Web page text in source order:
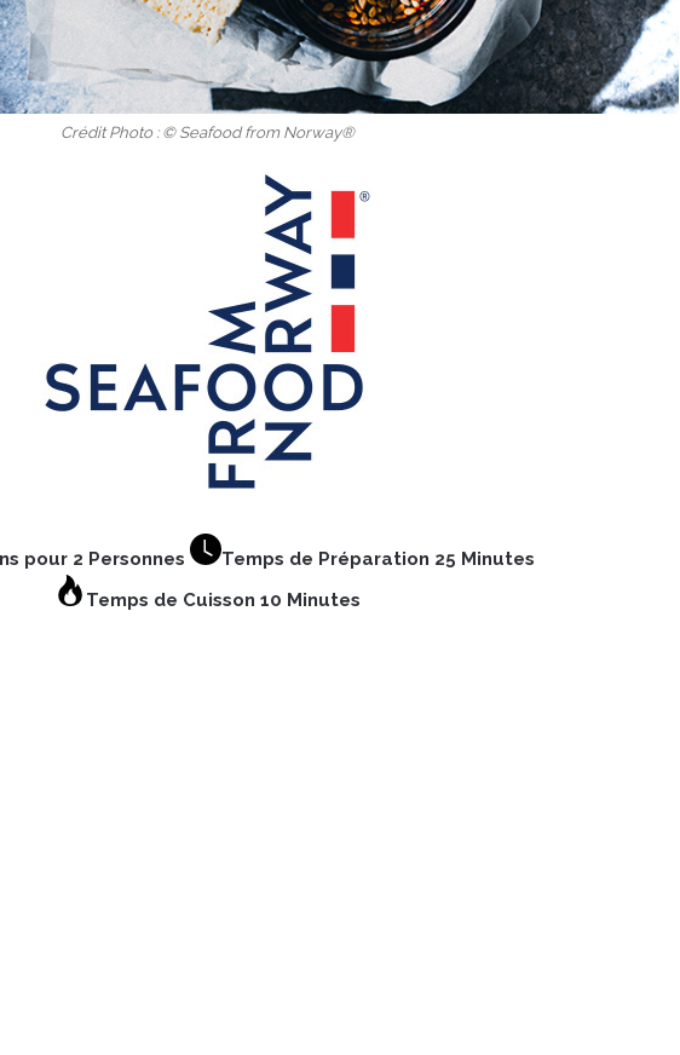
Crédit Photo : © Seafood from Norway®
pour 2 Personnes
Temps de Préparation 25 Minutes
Temps de Cuisson 10 Minutes